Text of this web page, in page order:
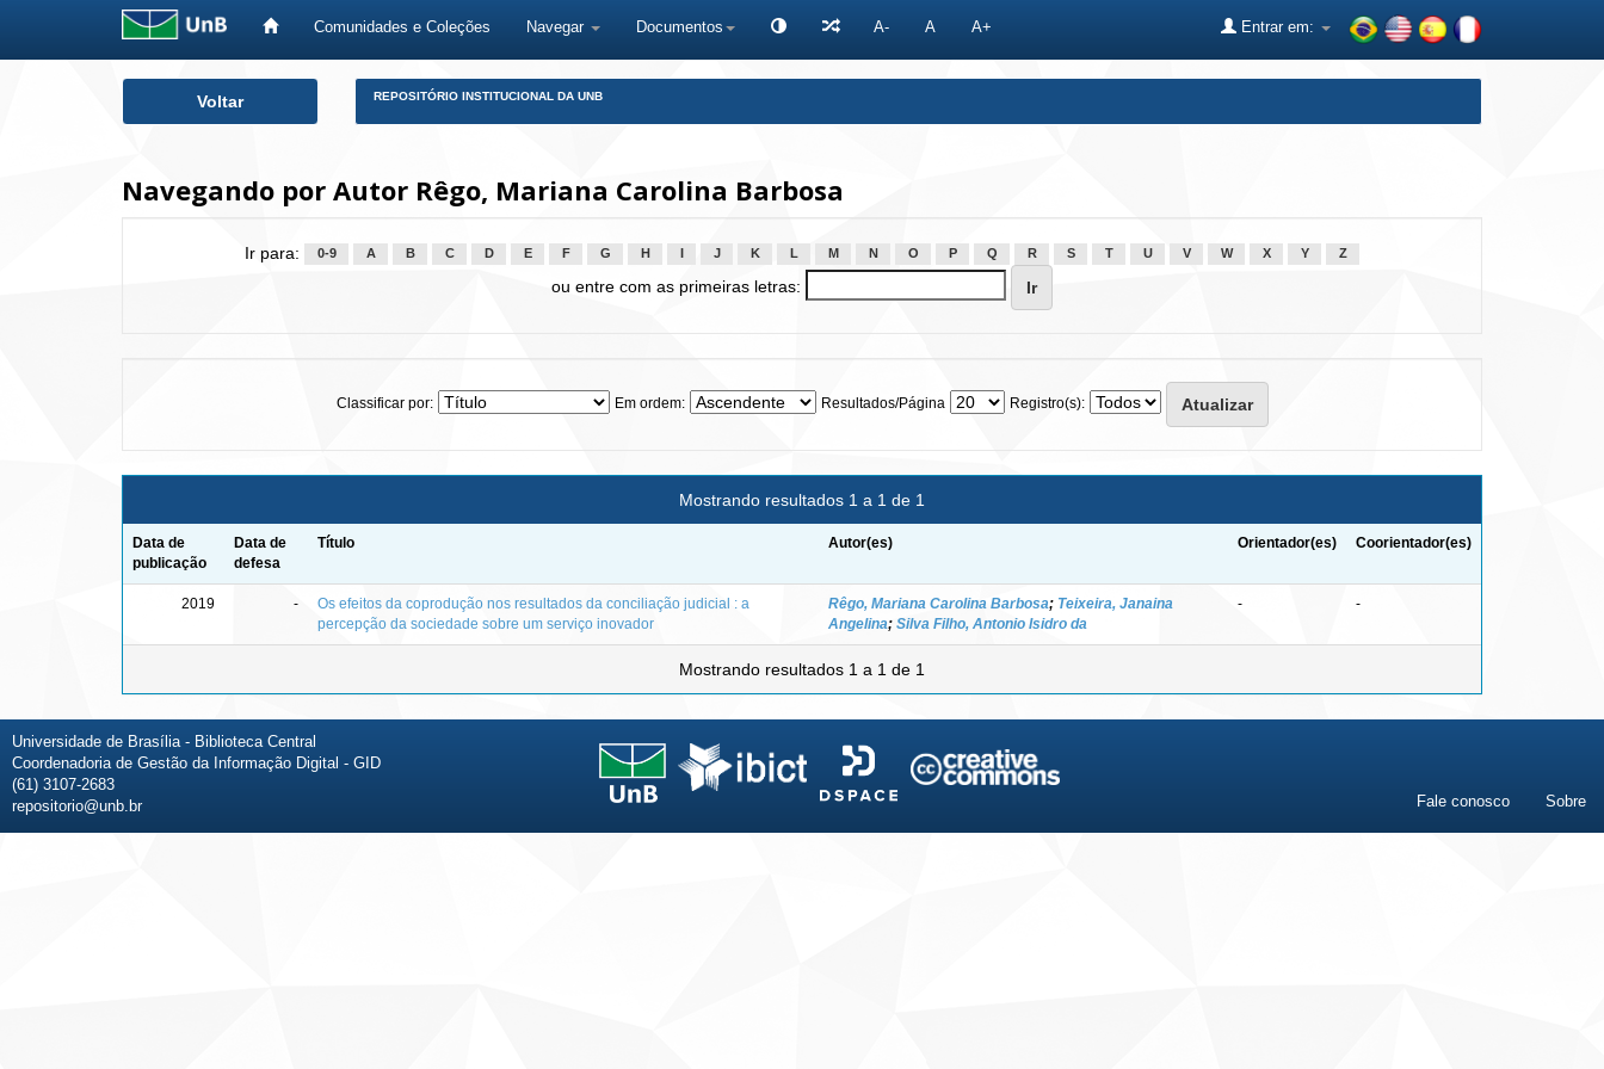
Comunidades e Coleções Navegar Documentos A- A A+ Entrar em:
Voltar REPOSITÓRIO INSTITUCIONAL DA UNB
Navegando por Autor Rêgo, Mariana Carolina Barbosa
Ir para: 0-9 A B C D E F G H J K L M N O P Q R S T U V W X Y Z
ou entre com as primeiras letras:
Classificar por: Em ordem: Resultados/Página Registro(s):
Mostrando resultados 1 a 1 de 1
Data de
publicação
Data de
defesa
Título Autor(es) Orientador(es) Coorientador(es)
2019 -
Os efeitos da coprodução nos resultados da conciliação judicial : a
percepção da sociedade sobre um serviço inovador
Rêgo, Mariana Carolina Barbosa; Teixeira, Janaina
Angelina; Silva Filho, Antonio Isidro da
- -
Mostrando resultados 1 a 1 de 1
Universidade de Brasília - Biblioteca Central
Coordenadoria de Gestão da Informação Digital - GID
(61) 3107-2683
repositorio@unb.br
Fale conosco Sobre